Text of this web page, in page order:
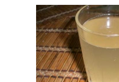
Квас в домашних
условиях